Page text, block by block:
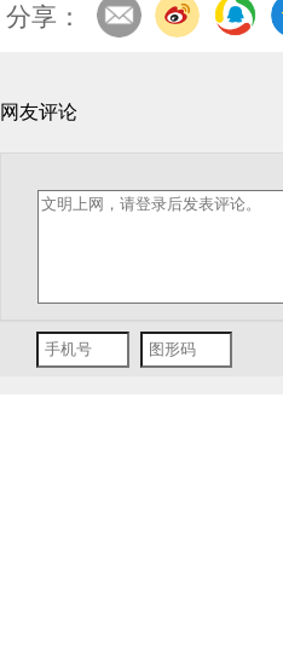
分享：
网友评论